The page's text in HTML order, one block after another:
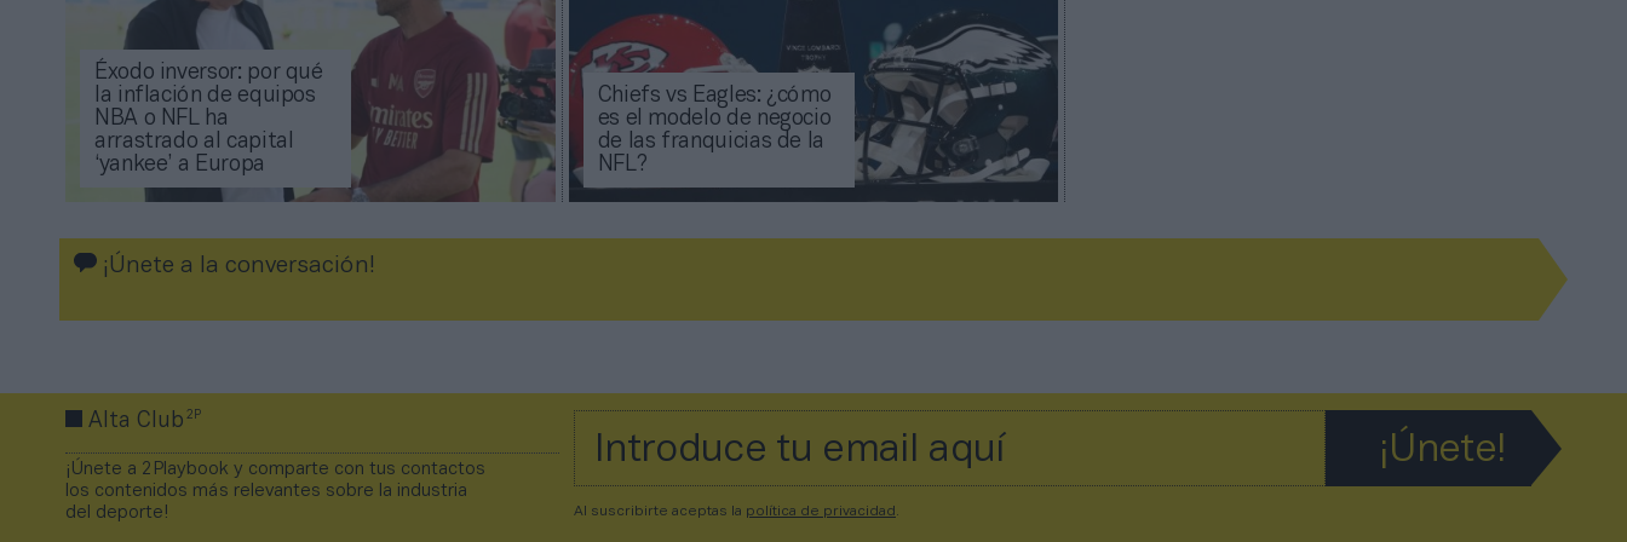
Éxodo inversor: por qué
la inflación de equipos
NBA o NFL ha
arrastrado al capital
‘yankee’ a Europa
Chiefs vs Eagles: ¿cómo
es el modelo de negocio
de las franquicias de la
NFL?
¡Únete a la conversación!
Alta Club2P
¡Únete a 2Playbook y comparte con tus contactos
los contenidos más relevantes sobre la industria
del deporte!
Al suscribirte aceptas la política de privacidad